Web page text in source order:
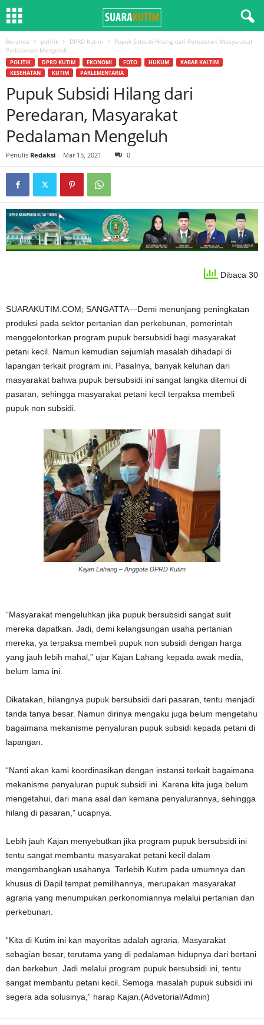
Beranda politik DPRD Kutim
Pupuk Subsidi Hilang dari Peredaran, Masyarakat
Pedalaman Mengeluh
POLITIK DPRD KUTIM EKONOMI FOTO HUKUM
KABAR KALTIM
KESEHATAN
KUTIM PARLEMENTARIA
Pupuk Subsidi Hilang dari
Peredaran, Masyarakat
Pedalaman Mengeluh
Penulis Redaksi - Mar 15, 2021 0
Dibaca 30
SUARAKUTIM.COM; SANGATTA—Demi menunjang peningkatan
produksi pada sektor pertanian dan perkebunan, pemerintah
menggelontorkan program pupuk bersubsidi bagi masyarakat
petani kecil. Namun kemudian sejumlah masalah dihadapi di
lapangan terkait program ini. Pasalnya, banyak keluhan dari
masyarakat bahwa pupuk bersubsidi ini sangat langka ditemui di
pasaran, sehingga masyarakat petani kecil terpaksa membeli
pupuk non subsidi.
Kajan Lahang – Anggota DPRD Kutim
“Masyarakat mengeluhkan jika pupuk bersubsidi sangat sulit
mereka dapatkan. Jadi, demi kelangsungan usaha pertanian
mereka, ya terpaksa membeli pupuk non subsidi dengan harga
yang jauh lebih mahal,” ujar Kajan Lahang kepada awak media,
belum lama ini.
Dikatakan, hilangnya pupuk bersubsidi dari pasaran, tentu menjadi
tanda tanya besar. Namun dirinya mengaku juga belum mengetahu
bagaimana mekanisme penyaluran pupuk subsidi kepada petani di
lapangan.
“Nanti akan kami koordinasikan dengan instansi terkait bagaimana
mekanisme penyaluran pupuk subsidi ini. Karena kita juga belum
mengetahui, dari mana asal dan kemana penyalurannya, sehingga
hilang di pasaran,” ucapnya.
Lebih jauh Kajan menyebutkan jika program pupuk bersubsidi ini
tentu sangat membantu masyarakat petani kecil dalam
mengembangkan usahanya. Terlebih Kutim pada umumnya dan
khusus di Dapil tempat pemilihannya, merupakan masyarakat
agraria yang menumpukan perkonomiannya melalui pertanian dan
perkebunan.
“Kita di Kutim ini kan mayoritas adalah agraria. Masyarakat
sebagian besar, terutama yang di pedalaman hidupnya dari bertani
dan berkebun. Jadi melalui program pupuk bersubsidi ini, tentu
sangat membantu petani kecil. Semoga masalah pupuk subsidi ini
segera ada solusinya,” harap Kajan.(Advetorial/Admin)